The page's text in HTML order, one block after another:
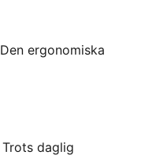
ergonomiska
daglig